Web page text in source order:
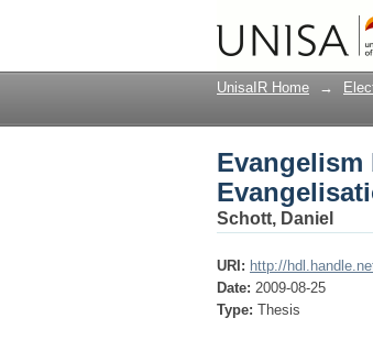
Reinhard
UnisaIR Home →
Schott, Daniel
URI: http://
Date: 2009-08-25
Type: Thesis